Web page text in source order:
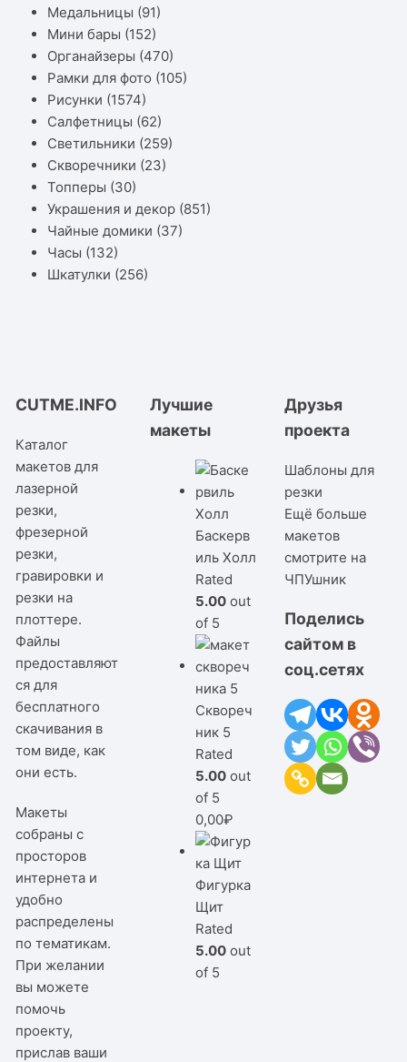
Медальницы (91)
Мини бары (152)
Органайзеры (470)
Рамки для фото (105)
Рисунки (1574)
Салфетницы (62)
Светильники (259)
Скворечники (23)
Топперы (30)
Украшения и декор (851)
Чайные домики (37)
Часы (132)
Шкатулки (256)
CUTME.INFO
Каталог
макетов для
лазерной
резки,
фрезерной
резки,
гравировки и
резки на
плоттере.
Файлы
предоставляют
ся для
бесплатного
скачивания в
том виде, как
они есть.
Макеты
собраны с
просторов
интернета и
удобно
распределены
по тематикам.
При желании
вы можете
помочь
проекту,
прислав ваши
Лучшие
макеты
Баскерв
иль Холл
Rated
5.00 out
of 5
Сквореч
ник 5
Rated
5.00 out
of 5
0,00₽
Фигурка
Щит
Rated
5.00 out
of 5
Друзья
проекта
Шаблоны для
резки
Ещё больше
макетов
смотрите на
ЧПУшник
Поделись
сайтом в
соц.сетях